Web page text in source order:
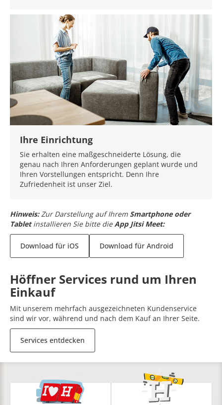
Ihre Einrichtung
Sie erhalten eine maßgeschneiderte Lösung, die
genau nach Ihren Anforderungen geplant wurde und
Ihren Vorstellungen entspricht. Denn Ihre
Zufriedenheit ist unser Ziel.
Hinweis: Zur Darstellung auf Ihrem Smartphone oder
Tabletinstallieren Sie bitte dieApp Jitsi Meet:
Download für iOS Download für Android
Höffner Services rund um Ihren
Einkauf
Mit unserem mehrfach ausgezeichneten Kundenservice
sind wir vor, während und nach dem Kauf an Ihrer Seite.
Services entdecken